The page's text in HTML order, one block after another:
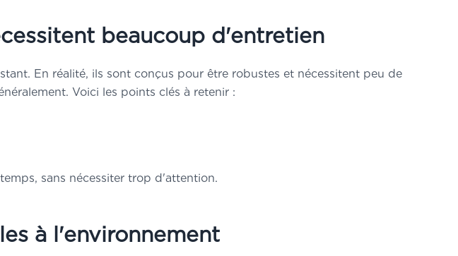
beaucoup d'entretien
En réalité, ils sont conçus pour être robustes et nécessitent peu de
Voici les points clés à retenir :
sans nécessiter trop d'attention.
à l'environnement